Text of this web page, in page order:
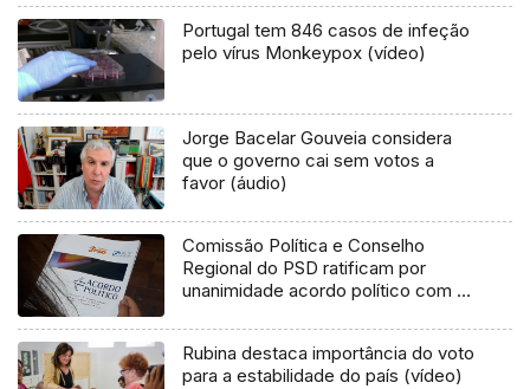
Portugal tem 846 casos de infeção
pelo vírus Monkeypox (vídeo)
Jorge Bacelar Gouveia considera
que o governo cai sem votos a
favor (áudio)
Comissão Política e Conselho
Regional do PSD ratificam por
unanimidade acordo político com o
Rubina destaca importância do voto
para a estabilidade do país (vídeo)